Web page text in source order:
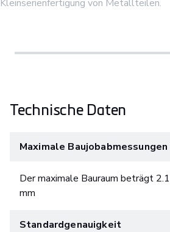
Kleinserienfertigung von Metallteilen.
Technische Daten
Maximale Baujobabmessungen
Der maximale Bauraum beträgt
mm
Standardgenauigkeit